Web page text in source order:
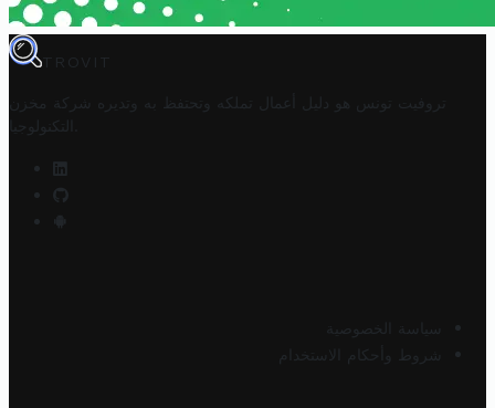
TROVIT
تروفيت تونس هو دليل أعمال تملكه وتحتفظ به وتديره
شركة مخزن
التكنولوجيا
سياسة الخصوصية
شروط وأحكام الاستخدام